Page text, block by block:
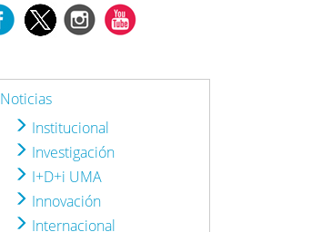
Noticias
Institucional
Investigación
I+D+i UMA
Innovación
Internacional